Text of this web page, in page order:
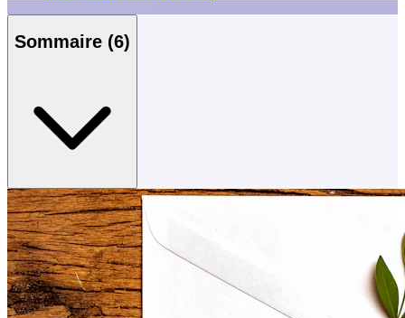
Sommaire (6)